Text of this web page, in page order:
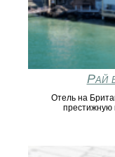
Рай
Отель на
престижную